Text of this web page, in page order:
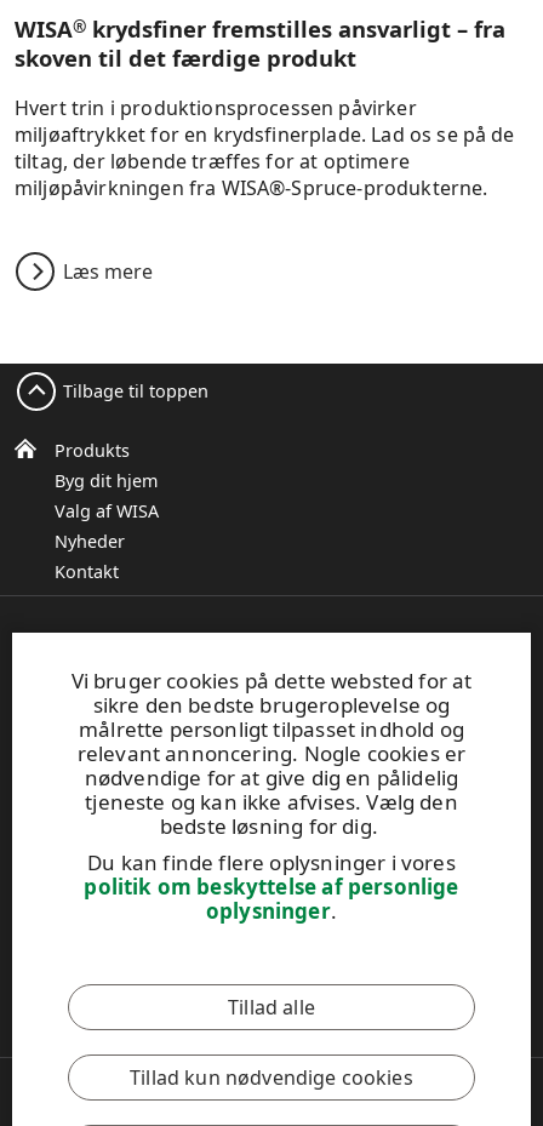
WISA® krydsfiner fremstilles ansvarligt – fra
skoven til det færdige produkt
Hvert trin i produktionsprocessen påvirker
miljøaftrykket for en krydsfinerplade. Lad os se på de
tiltag, der løbende træffes for at optimere
miljøpåvirkningen fra WISA®-Spruce‑produkterne.
Læs mere
Vi bruger cookies på dette websted for at
sikre den bedste brugeroplevelse og
målrette personligt tilpasset indhold og
relevant annoncering. Nogle cookies er
nødvendige for at give dig en pålidelig
tjeneste og kan ikke afvises. Vælg den
bedste løsning for dig.
Du kan finde flere oplysninger i vores
politik om beskyttelse af personlige
oplysninger.
Tillad alle
Tillad kun nødvendige cookies
Produkts
Byg dit hjem
Valg af WISA
Nyheder
Kontakt
Tilbage til toppen
Betonvej 10
DK-4000 Roskilde
Tel. +45 89 88 70 37
plywood.sales@upm.com
Find din forhandler
General Sales Conditions
UPM Code of Conduct
Dette websted er beskyttet af reCAPTCHA, ogGoogles
privatlivspolitik
servicevilkårgælder.
Copyright © 2026 UPM
UPM Global